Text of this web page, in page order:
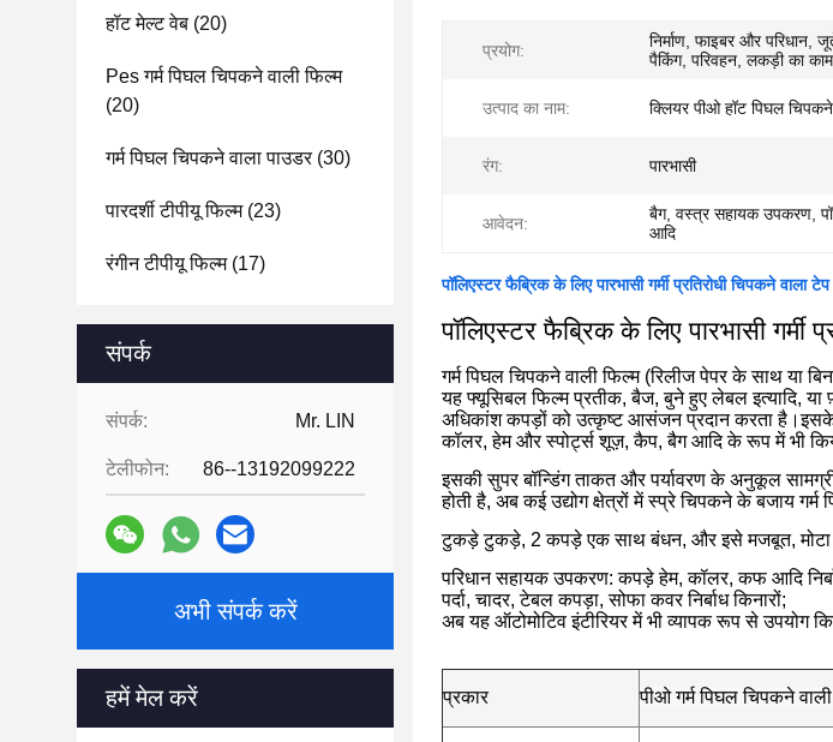
हॉट मेल्ट वेब (20)
Pes गर्म पिघल चिपकने वाली फिल्म
(20)
गर्म पिघल चिपकने वाला पाउडर(30)
पारदर्शी टीपीयू फिल्म(23)
रंगीन टीपीयू फिल्म(17)
संपर्क
संपर्क: Mr. LIN
टेलीफोन: 86--13192099222
अभी संपर्क करें
हमें मेल करें
प्रयोग:
निर्माण, फाइबर और परिधान,
पैकिंग, परिवहन, लकड़ी का
उत्पाद का नाम: क्लियर पीओ हॉट पिघल चिपकने
रंग: पारभासी
आवेदन:
बैग, वस्त्र सहायक उपकरण,
आदि
पॉलिएस्टर फैब्रिक के लिए पारभासी गर्मी प्रतिरोधी चिपकने वाला
पॉलिएस्टर फैब्रिक के लिए पारभासी गर्मी
गर्म पिघल चिपकने वाली फिल्म (रिलीज पेपर के साथ या
यह फ्यूसिबल फिल्म प्रतीक, बैज, बुने हुए लेबल इत्यादि,
अधिकांश कपड़ों को उत्कृष्ट आसंजन प्रदान करता
कॉलर, हेम और स्पोर्ट्स शूज़, कैप, बैग आदि के रूप में भी
इसकी सुपर बॉन्डिंग ताकत और पर्यावरण के अनुकूल
होती है, अब कई उद्योग क्षेत्रों में स्प्रे चिपकने के बजाय गर्म
टुकड़े टुकड़े, 2 कपड़े एक साथ बंधन, और इसे मजबूत, मोटा
परिधान सहायक उपकरण: कपड़े हेम, कॉलर, कफ आदि
पर्दा, चादर, टेबल कपड़ा, सोफा कवर निर्बाध किनारों;
अब यह ऑटोमोटिव इंटीरियर में भी व्यापक रूप से उपयोग
प्रकार पीओ गर्म पिघल चिपकने